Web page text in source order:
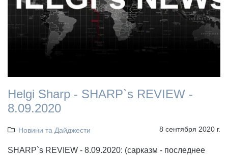
Helgi Sharp - SHARP`s REVIEW -
8.09.2020
Новини та Дайджести 8 сентября 2020 г.
SHARP`s REVIEW - 8.09.2020: (сарказм - последнее